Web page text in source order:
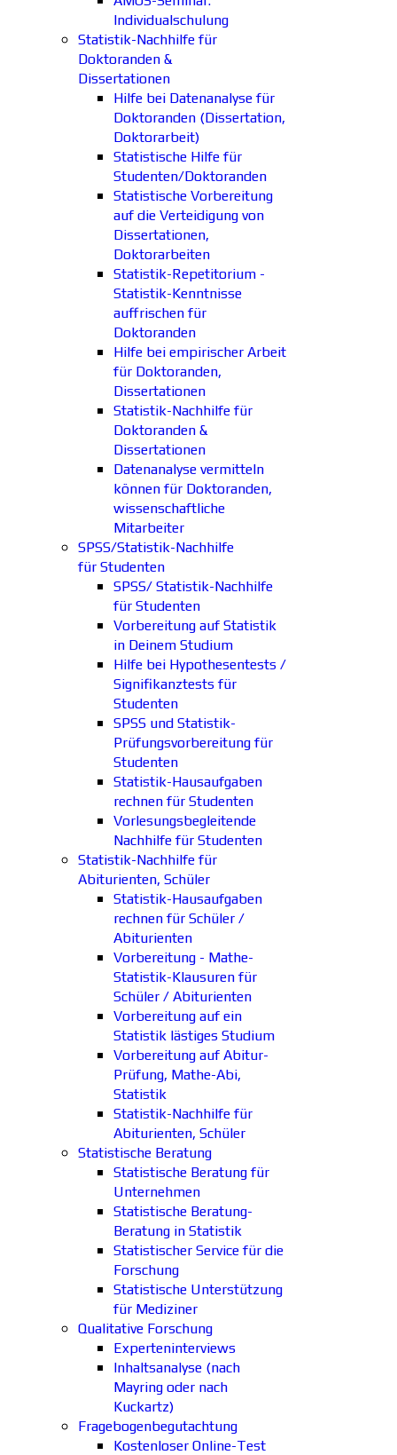
Individualschulung
Statistik-Nachhilfe für
Doktoranden &
Dissertationen
Hilfe bei Datenanalyse für
Doktoranden (Dissertation,
Doktorarbeit)
Statistische Hilfe für
Studenten/Doktoranden
Statistische Vorbereitung
auf die Verteidigung von
Dissertationen,
Doktorarbeiten
Statistik-Repetitorium -
Statistik-Kenntnisse
auffrischen für
Doktoranden
Hilfe bei empirischer Arbeit
für Doktoranden,
Dissertationen
Statistik-Nachhilfe für
Doktoranden &
Dissertationen
Datenanalyse vermitteln
können für Doktoranden,
wissenschaftliche
Mitarbeiter
SPSS/Statistik-Nachhilfe
für Studenten
SPSS/ Statistik-Nachhilfe
für Studenten
Vorbereitung auf Statistik
in Deinem Studium
Hilfe bei Hypothesentests /
Signifikanztests für
Studenten
SPSS und Statistik-
Prüfungsvorbereitung für
Studenten
Statistik-Hausaufgaben
rechnen für Studenten
Vorlesungsbegleitende
Nachhilfe für Studenten
Statistik-Nachhilfe für
Abiturienten, Schüler
Statistik-Hausaufgaben
rechnen für Schüler /
Abiturienten
Vorbereitung - Mathe-
Statistik-Klausuren für
Schüler / Abiturienten
Vorbereitung auf ein
Statistik lästiges Studium
Vorbereitung auf Abitur-
Prüfung, Mathe-Abi,
Statistik
Statistik-Nachhilfe für
Abiturienten, Schüler
Statistische Beratung
Statistische Beratung für
Unternehmen
Statistische Beratung-
Beratung in Statistik
Statistischer Service für die
Forschung
Statistische Unterstützung
für Mediziner
Qualitative Forschung
Experteninterviews
Inhaltsanalyse (nach
Mayring oder nach
Kuckartz)
Fragebogenbegutachtung
Kostenloser Online-Test